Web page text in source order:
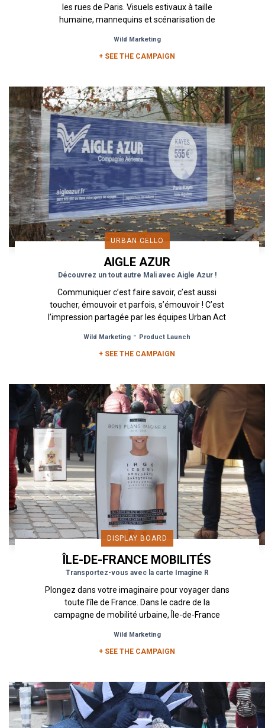
les rues de Paris. Visuels estivaux à taille
humaine, mannequins et scénarisation de
Wild Marketing
+ SEE THE CAMPAIGN
URBAN CELLO
AIGLE AZUR
Découvrez un tout autre Mali avec Aigle Azur !
Communiquer c’est faire savoir, c’est aussi
toucher, émouvoir et parfois, s’émouvoir ! C’est
l’impression partagée par les équipes Urban Act
Wild Marketing - Product Launch
+ SEE THE CAMPAIGN
DISPLAY BOARD
ÎLE-DE-FRANCE MOBILITÉS
Transportez-vous avec la carte Imagine R
Plongez dans votre imaginaire pour voyager dans
toute l’île de France. Dans le cadre de la
campagne de mobilité urbaine, Île-de-France
Wild Marketing
+ SEE THE CAMPAIGN